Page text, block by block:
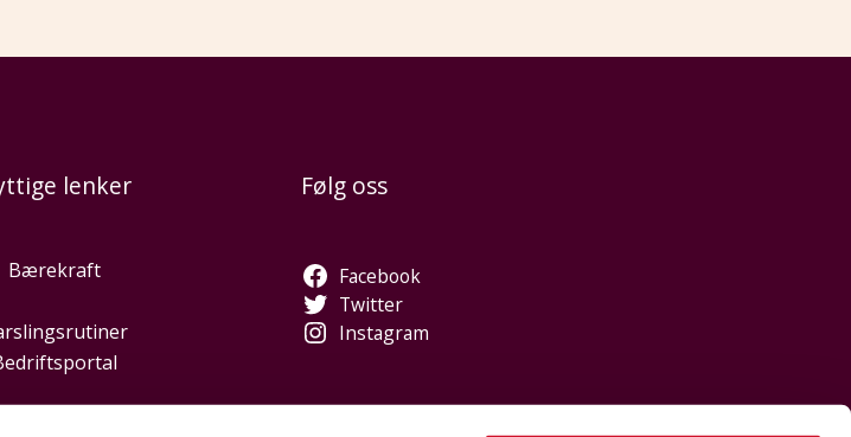
lenker
Bærekraft
Følg oss
Facebook
Twitter
Instagram